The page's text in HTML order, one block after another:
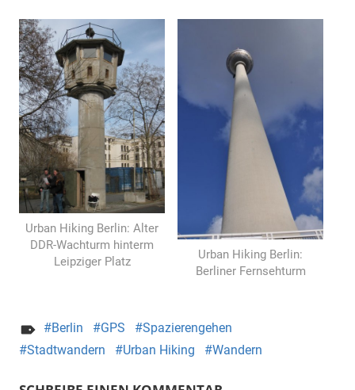
Urban Hiking Berlin: Alter
DDR-Wachturm hinterm
Leipziger Platz
Urban Hiking Berlin:
Berliner Fernsehturm
Berlin GPS
Spazierengehen
Stadtwandern
Urban Hiking Wandern